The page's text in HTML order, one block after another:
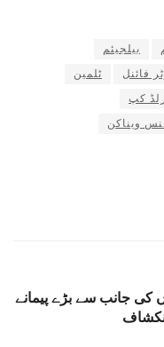
بیلجیئم
فائنل
ٹلمین
کپ
ویناکن
کی جانب سے بڑے پیمانے